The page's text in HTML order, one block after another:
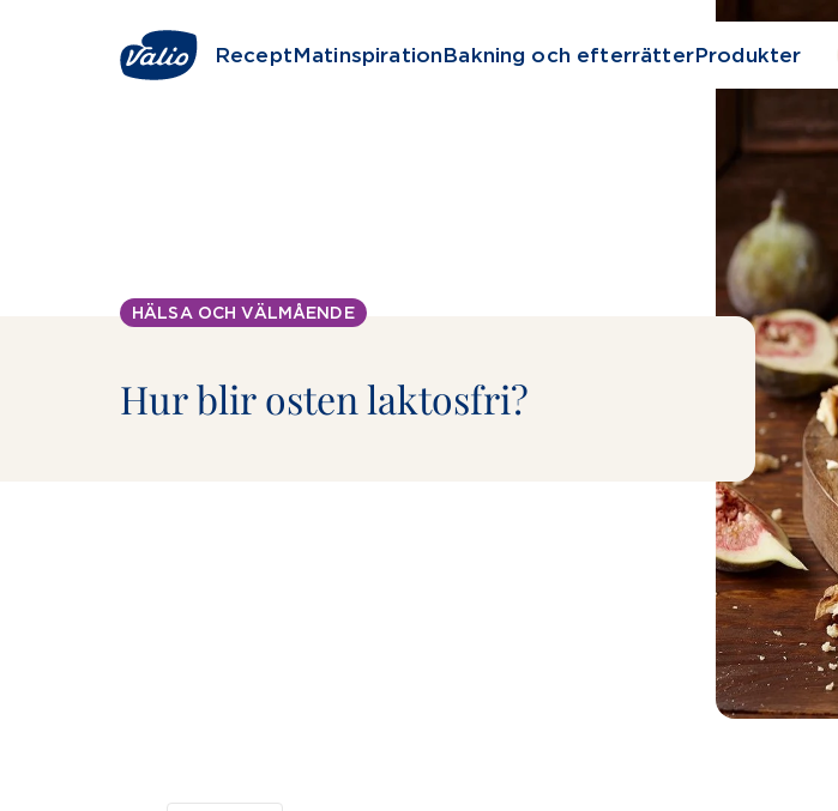
ReceptMatinspirationBakning och efterrätterProdukter
HÄLSA OCH VÄLMÅENDE
Hur blir osten laktosfri?